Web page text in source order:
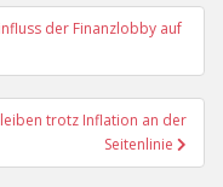
der Finanzlobby auf
trotz Inflation an der
Seitenlinie